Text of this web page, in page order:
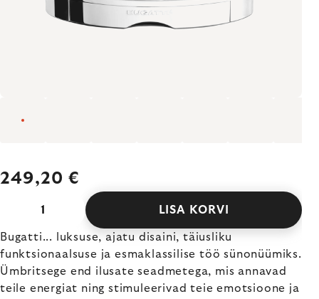
249,20 €
LISA KORVI
Bugatti... luksuse, ajatu disaini, täiusliku
funktsionaalsuse ja esmaklassilise töö sünonüümiks.
Ümbritsege end ilusate seadmetega, mis annavad
teile energiat ning stimuleerivad teie emotsioone ja